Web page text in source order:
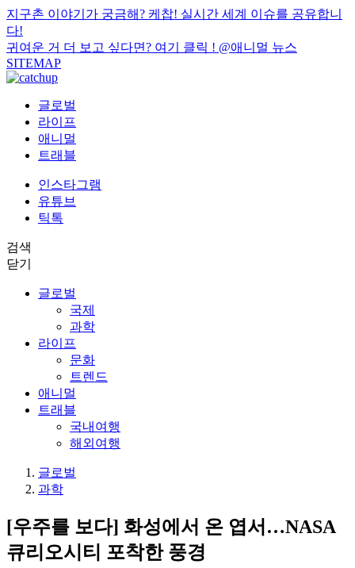
지구촌 이야기가 궁금해? 케찹! 실시간 세계 이슈를 공유합니
다!
귀여운 거 더 보고 싶다면? 여기 클릭 ! @애니멀 뉴스
SITEMAP
글로벌
라이프
애니멀
트래블
인스타그램
유튜브
틱톡
검색
닫기
글로벌
국제
과학
라이프
문화
트렌드
애니멀
트래블
국내여행
해외여행
글로벌
과학
[우주를 보다] 화성에서 온 엽서…NASA
큐리오시티 포착한 풍경